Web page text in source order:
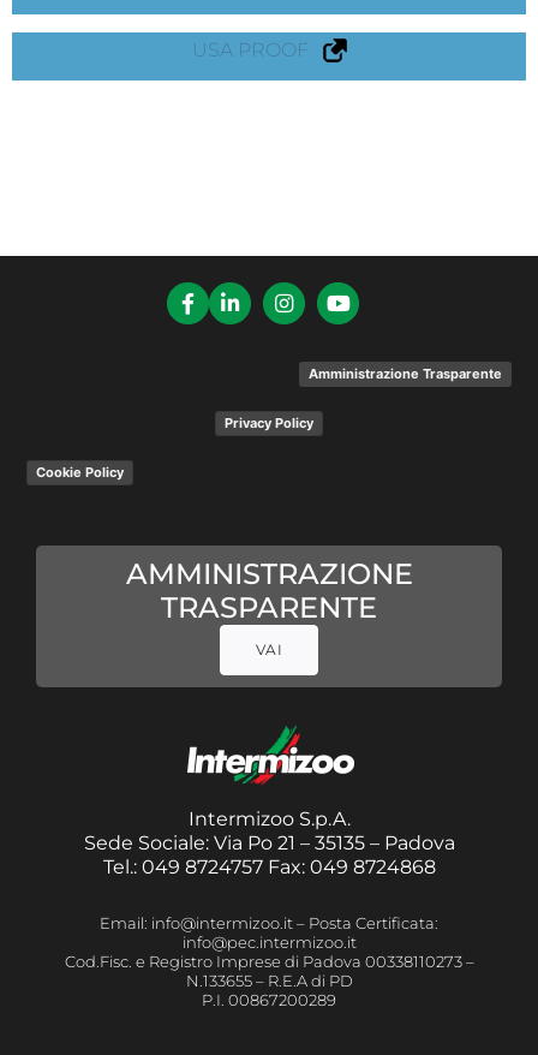
USA PROOF
Amministrazione Trasparente
Privacy Policy
Cookie Policy
AMMINISTRAZIONE
TRASPARENTE
VAI
Intermizoo S.p.A.
Sede Sociale: Via Po 21 – 35135 – Padova
Tel.: 049 8724757 Fax: 049 8724868
Email: info@intermizoo.it – Posta Certificata:
info@pec.intermizoo.it
Cod.Fisc. e Registro Imprese di Padova 00338110273 –
N.133655 – R.E.A di PD
P.I. 00867200289